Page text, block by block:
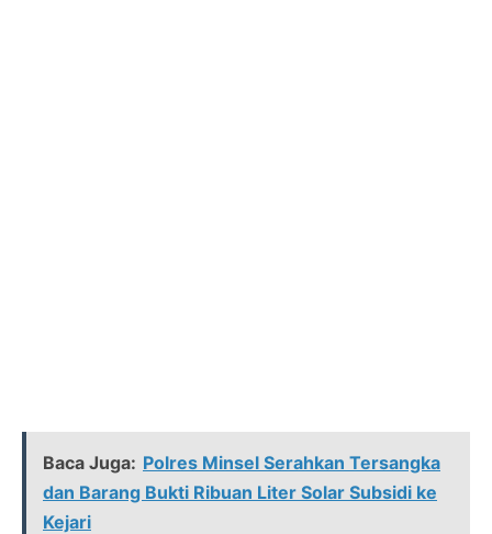
Baca Juga: Polres Minsel Serahkan Tersangka
dan Barang Bukti Ribuan Liter Solar Subsidi ke
Kejari